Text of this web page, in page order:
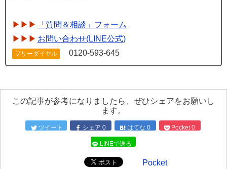
「質問＆相談」フォーム
お問い合わせ(LINE公式)
フリーダイヤル 0120-593-645
この記事が参考になりましたら、ぜひシェアをお願いし
ます。
ツイート シェア 0 はてな 0 Pocket 0
LINEで送る
Pocket